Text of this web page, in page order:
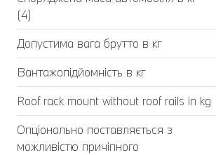
(4)
Допустима вага брутто в кг
Вантажопідйомність в кг
Roof rack mount without roof rails in kg
Опціонально поставляється з
можливістю причіпного